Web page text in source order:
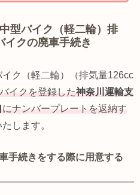
型バイク（軽二輪）排
クの廃車手続き
ク（軽二輪）（排気量126cc
バイクを登録した神奈川運輸支
にナンバープレートを返納す
します。
手続きをする際に用意する